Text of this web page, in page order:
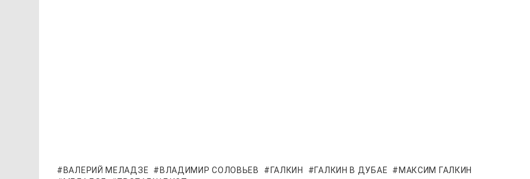
ВАЛЕРИЙ МЕЛАДЗЕ ВЛАДИМИР СОЛОВЬЕВ ГАЛКИН ГАЛКИН В ДУБАЕ
МАКСИМ ГАЛКИН